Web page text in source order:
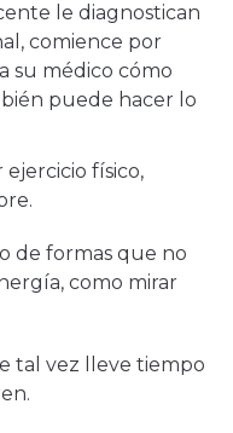
le diagnostican
comience por
su médico cómo
puede hacer lo
ejercicio físico,
de formas que no
como mirar
tal vez lleve tiempo